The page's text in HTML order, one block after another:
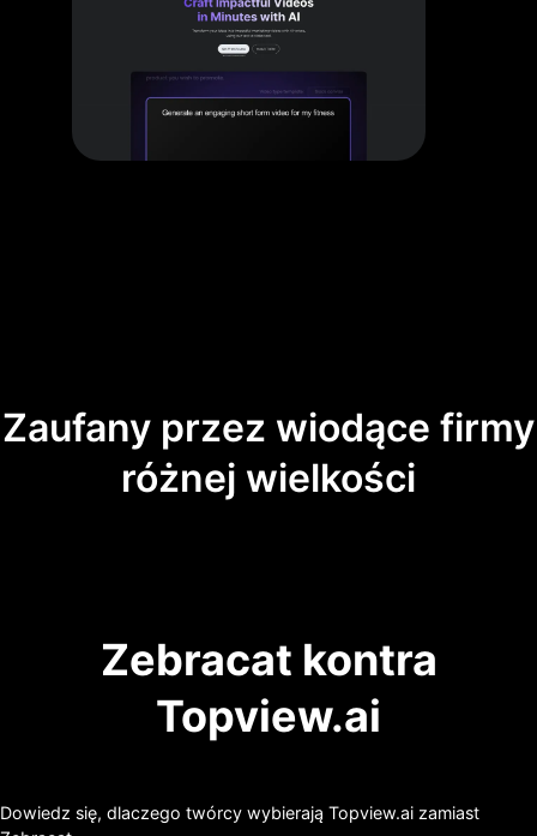
Zaufany przez wiodące firmy
różnej wielkości
Zebracat kontra
Topview.ai
Dowiedz się, dlaczego twórcy wybierają Topview.ai zamiast